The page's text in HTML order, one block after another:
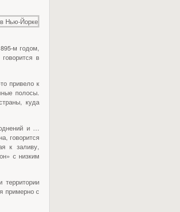
м годом,
в
привело к
полосы.
куда
и …
говорится
к заливу,
с низким
примерно с